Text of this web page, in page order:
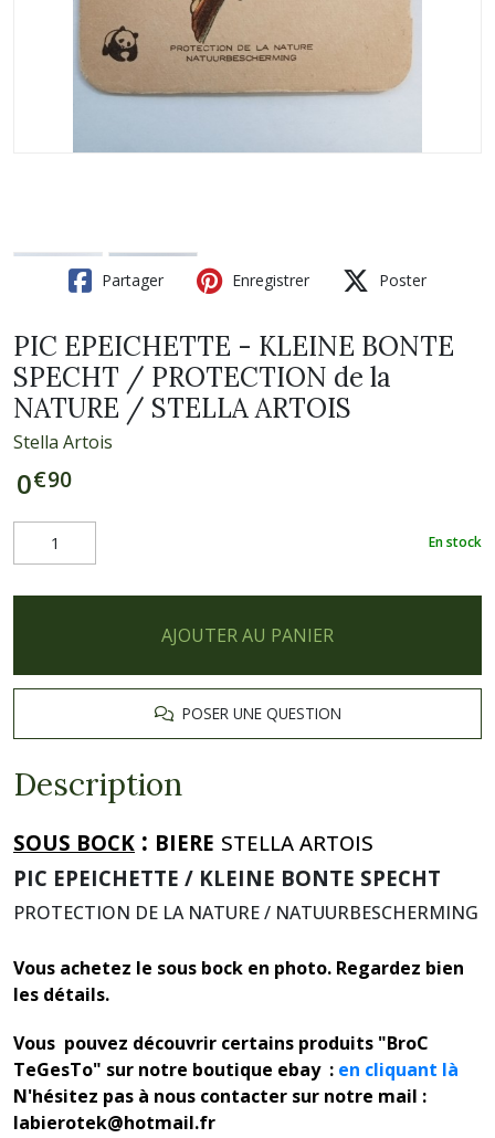
Partager Enregistrer Poster
PIC EPEICHETTE - KLEINE BONTE
SPECHT / PROTECTION de la
NATURE / STELLA ARTOIS
Stella Artois
0€90
En stock
AJOUTER AU PANIER
POSER UNE QUESTION
Description
SOUS BOCK : BIERE STELLA ARTOIS
PIC EPEICHETTE / KLEINE BONTE SPECHT
PROTECTION DE LA NATURE / NATUURBESCHERMING
Vous achetez le sous bock en photo. Regardez bien
les détails.
Vous pouvez découvrir certains produits "BroC
TeGesTo" sur notre boutique ebay : en cliquant là
N'hésitez pas à nous contacter sur notre mail :
labierotek@hotmail.fr